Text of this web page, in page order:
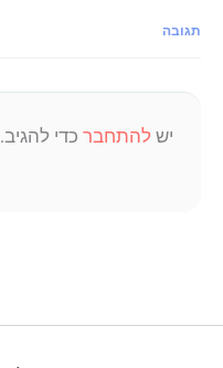
תגובה
יש להתחבר כדי להגיב.